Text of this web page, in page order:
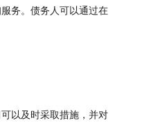
务。债务人可以通过在
以及时采取措施，并对